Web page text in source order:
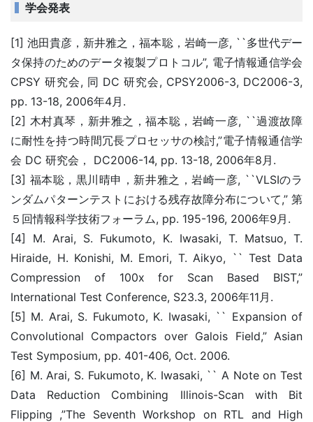
学会発表
[1] 池田貴彦，新井雅之，福本聡，岩崎一彦, ``多世代デー
タ保持のためのデータ複製プロトコル”, 電子情報通信学会
CPSY 研究会, 同 DC 研究会, CPSY2006-3, DC2006-3,
pp. 13-18, 2006年4月.
[2] 木村真琴，新井雅之，福本聡，岩崎一彦, ``過渡故障
に耐性を持つ時間冗長プロセッサの検討,”電子情報通信学
会 DC 研究会， DC2006-14, pp. 13-18, 2006年8月.
[3] 福本聡，黒川晴申，新井雅之，岩崎一彦, ``VLSIのラ
ンダムパターンテストにおける残存故障分布について,” 第
５回情報科学技術フォーラム, pp. 195-196, 2006年9月.
[4] M. Arai, S. Fukumoto, K. Iwasaki, T. Matsuo, T.
Hiraide, H. Konishi, M. Emori, T. Aikyo, `` Test Data
Compression of 100x for Scan Based BIST,”
International Test Conference, S23.3, 2006年11月.
[5] M. Arai, S. Fukumoto, K. Iwasaki, `` Expansion of
Convolutional Compactors over Galois Field,” Asian
Test Symposium, pp. 401-406, Oct. 2006.
[6] M. Arai, S. Fukumoto, K. Iwasaki, `` A Note on Test
Data Reduction Combining Illinois-Scan with Bit
Flipping ,”The Seventh Workshop on RTL and High